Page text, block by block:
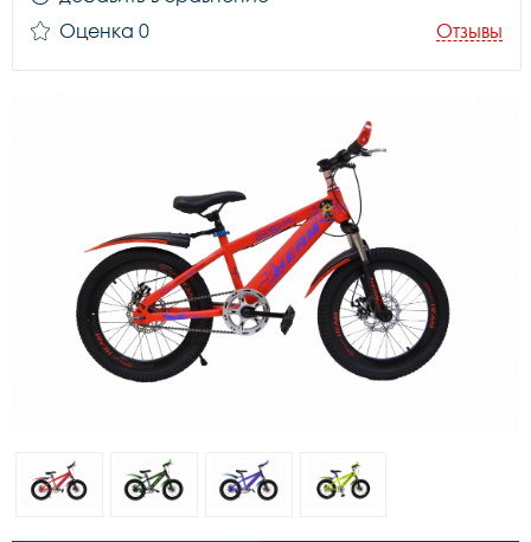
Оценка 0
Отзывы